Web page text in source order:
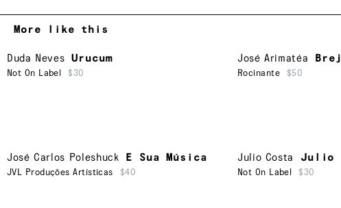
More like this
Duda Neves Urucum
Not On Label $30
José Arimatéa
Rocinante $50
José Carlos Poleshuck E Sua Música
JVL Produções Artísticas $40
Julio Costa Julio
Not On Label $30